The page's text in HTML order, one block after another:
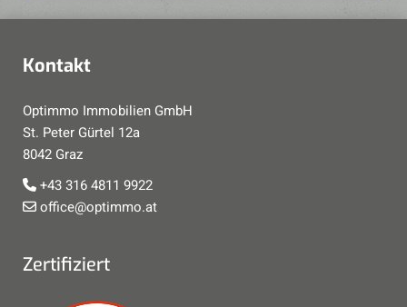
Kontakt
Optimmo Immobilien GmbH
St. Peter Gürtel 12a
8042 Graz
 +43 316 4811 9922
 office@optimmo.at
Zertifiziert